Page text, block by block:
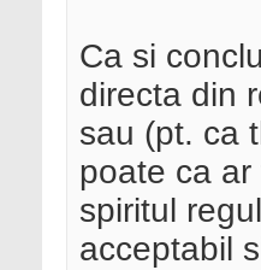
Ca si
directa din
sau (pt. ca
poate ca
spiritul
acceptabil